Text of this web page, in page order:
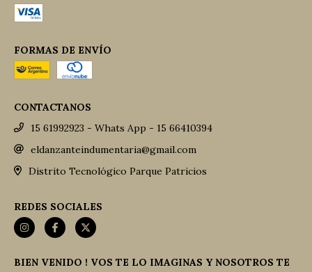
FORMAS DE ENVÍO
CONTACTANOS
15 61992923 - Whats App - 15 66410394
eldanzanteindumentaria@gmail.com
Distrito Tecnológico Parque Patricios
REDES SOCIALES
BIEN VENIDO ! VOS TE LO IMAGINAS Y NOSOTROS TE